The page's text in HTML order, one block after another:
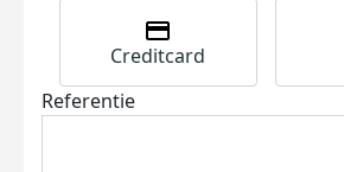
Creditcard
Referentie